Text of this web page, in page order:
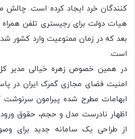
کنندگان خرد ایجاد کرده است. چالش
بعد که در زمان ممنوعیت وارد کشور
است.
در همین خصوص زهره خیالی مدیر کل
امنیت فضای مجازی گمرک ایران در
ابهامات مطرح شده پیرامون
اظهار نادرست مدل و حجم، حقوق
از طراحی یک سامانه جدید برای